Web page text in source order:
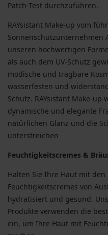
Patch-Test durchzuführen.
RAYsistant Make-up vom
Sonnenschutzunternehmen
unseren hochwertigen
als auch dem UV-Schutz
modische und tragbare
wasserfesten und
Schutz. RAYsistant Make-
dynamische und elegante
natürlichen Glanz und die
unterstreichen
Feuchtigkeitscremes &
Halten Sie Ihre Haut mit
Feuchtigkeitscremes von
hydratisiert und gesund.
Produkte verwenden die
ein, um Ihre Haut mit